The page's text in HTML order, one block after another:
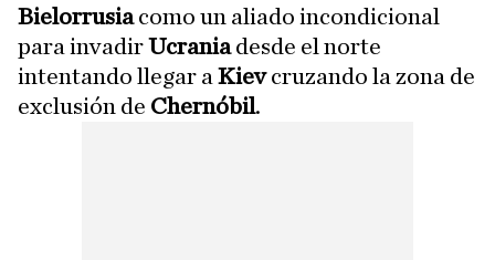
Bielorrusiacomo un aliado incondicional
para invadirUcraniadesde el norte
intentando llegar a Kievcruzando la zona de
exclusión de Chernóbil.